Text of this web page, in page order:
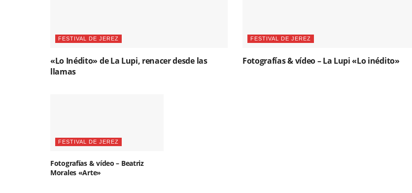
FESTIVAL DE JEREZ
«Lo Inédito» de La Lupi, renacer desde las
llamas
FESTIVAL DE JEREZ
Fotografías & vídeo – La Lupi «Lo inédito»
FESTIVAL DE JEREZ
Fotografías & vídeo – Beatriz
Morales «Arte»